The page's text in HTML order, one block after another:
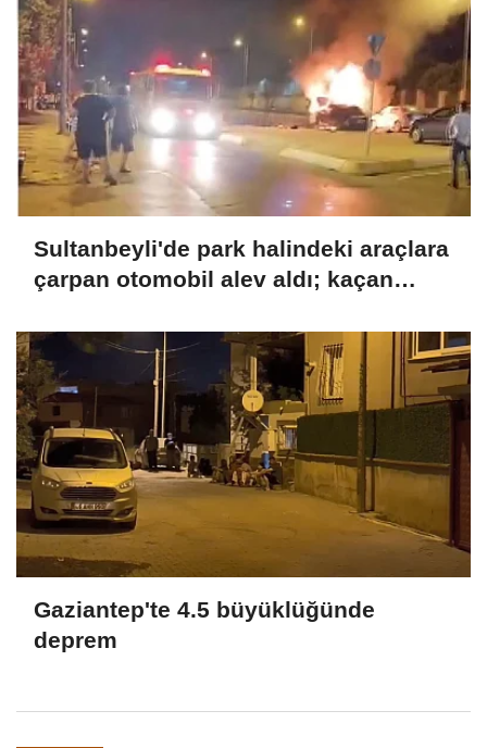
Sultanbeyli'de park halindeki araçlara
çarpan otomobil alev aldı; kaçan
Gaziantep'te 4.5 büyüklüğünde
deprem